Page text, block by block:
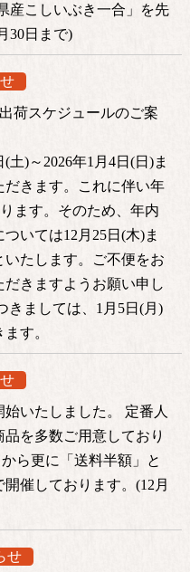
産こしいぶき一合」を先
30日まで)
荷スケジュールのご案
土)～2026年1月4日(日)ま
きます。これに伴い年
ます。そのため、年内
いては12月25日(木)ま
たします。ご不便をお
きますようお願い申し
きましては、1月5日(月)
す。
いたしました。 定番人
を多数ご用意しており
ら更に「送料半額」と
催しております。(12月
せ